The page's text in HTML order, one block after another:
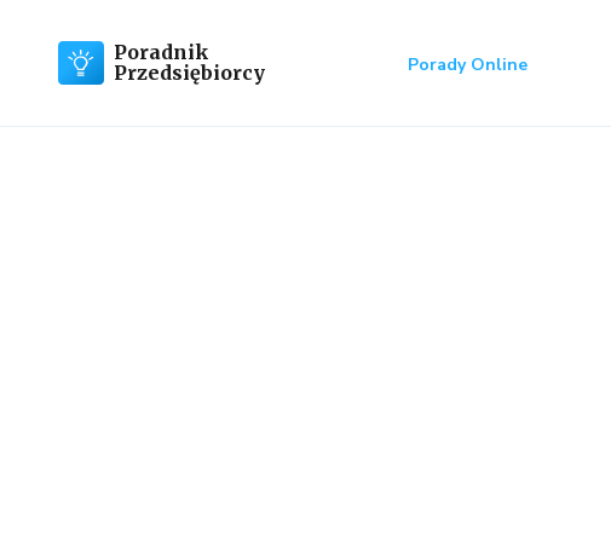
Poradnik
Przedsiębiorcy
Porady Online